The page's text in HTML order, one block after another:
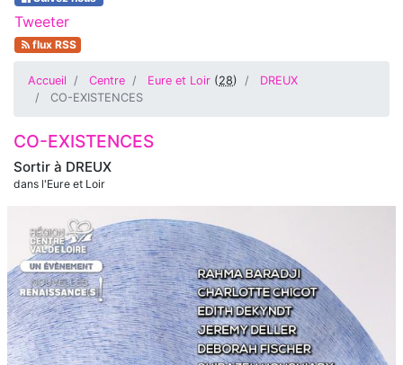
Tweeter
flux RSS
Accueil Centre Eure et Loir (28)
DREUX
CO-EXISTENCES
Sortir à DREUX
dans l'Eure et Loir
CO-EXISTENCES